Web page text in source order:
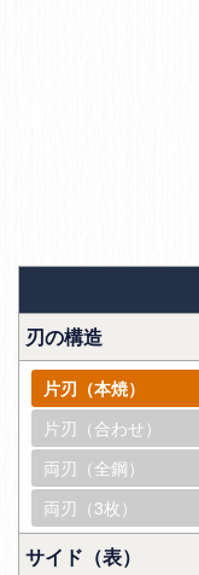
刃の構造
片刃（本焼）
片刃（合わせ）
両刃（全鋼）
両刃（3枚）
サイド（表）